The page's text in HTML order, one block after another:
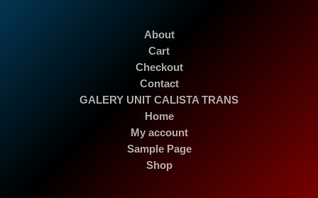
About
Cart
Checkout
Contact
GALERY UNIT CALISTA TRANS
Home
My account
Sample Page
Shop